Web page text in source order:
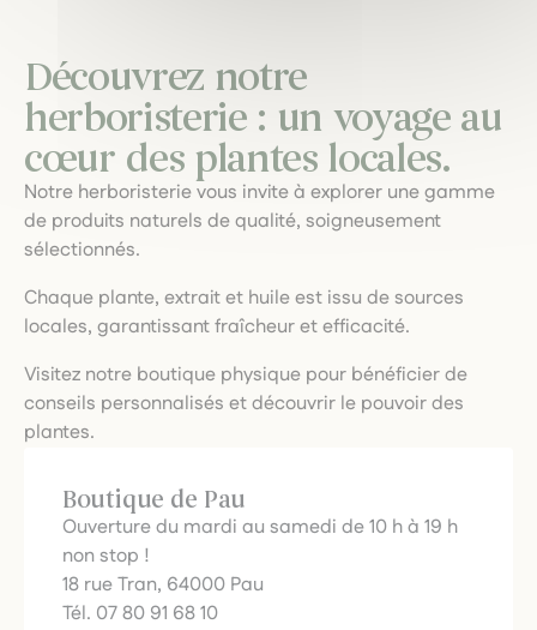
Découvrez notre
herboristerie : un voyage au
cœur des plantes locales.
Notre herboristerie vous invite à explorer une gamme
de produits naturels de qualité, soigneusement
sélectionnés.
Chaque plante, extrait et huile est issu de sources
locales, garantissant fraîcheur et efficacité.
Visitez notre boutique physique pour bénéficier de
conseils personnalisés et découvrir le pouvoir des
plantes.
Boutique de Pau
Ouverture du mardi au samedi de 10 h à 19 h
non stop !
18 rue Tran, 64000 Pau
Tél. 07 80 91 68 10